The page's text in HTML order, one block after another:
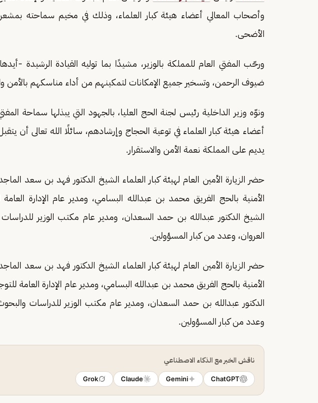
وأصحاب المعالي أعضاء هيئة كبار العلماء، وذلك في مخيم سماحته
الأضحى.
ورحّب المفتي العام للمملكة بالوزير، مشيدًا بما توليه القيادة الرشيدة -
ضيوف الرحمن، وتسخير جميع الإمكانات لتمكينهم من أداء مناسكهم بالأمن
ونوّه وزير الداخلية رئيس لجنة الحج العليا، بالجهود التي يبذلها سماحة
أعضاء هيئة كبار العلماء في توعية الحجاج وإرشادهم، سائلًا الله تعالى
يديم على المملكة نعمة الأمن والاستقرار.
حضر الزيارة الأمين العام لهيئة كبار العلماء الشيخ الدكتور فهد بن سعد
الأمنية بالحج الفريق محمد بن عبدالله البسامي، ومدير عام الإدارة العامة
الشيخ الدكتور عبدالله بن حمد السعدان، ومدير عام مكتب الوزير
العروان، وعدد من كبار المسؤولين.
حضر الزيارة الأمين العام لهيئة كبار العلماء الشيخ الدكتور فهد بن سعد
الأمنية بالحج الفريق محمد بن عبدالله البسامي، ومدير عام الإدارة العامة
الدكتور عبدالله بن حمد السعدان، ومدير عام مكتب الوزير للدراسات والبحوث
وعدد من كبار المسؤولين.
ناقش الخبر مع الذكاء الاصطناعي
ChatGPT
Gemini
Claude
Grok